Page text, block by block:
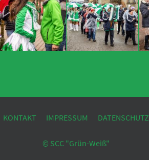
KONTAKT IMPRESSUM DATENSCHUTZ
© SCC "Grün-Weiß"